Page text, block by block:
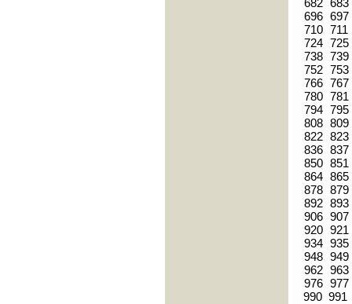
682 683
696 697
710 711
724 725
738 739
752 753
766 767
780 781
794 795
808 809
822 823
836 837
850 851
864 865
878 879
892 893
906 907
920 921
934 935
948 949
962 963
976 977
990 991